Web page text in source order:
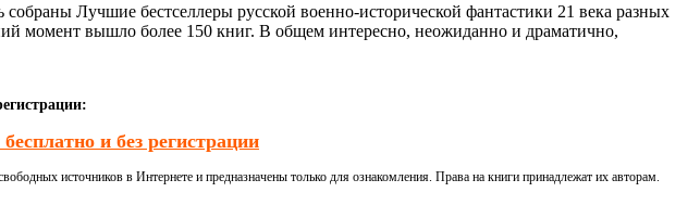
собраны Лучшие бестселлеры русской военно-исторической фантастики 21 века разных
момент вышло более 150 книг. В общем интересно, неожиданно и драматично,
и без регистрации
источников в Интернете и предназначены только для ознакомления. Права на книги принадлежат их авторам.